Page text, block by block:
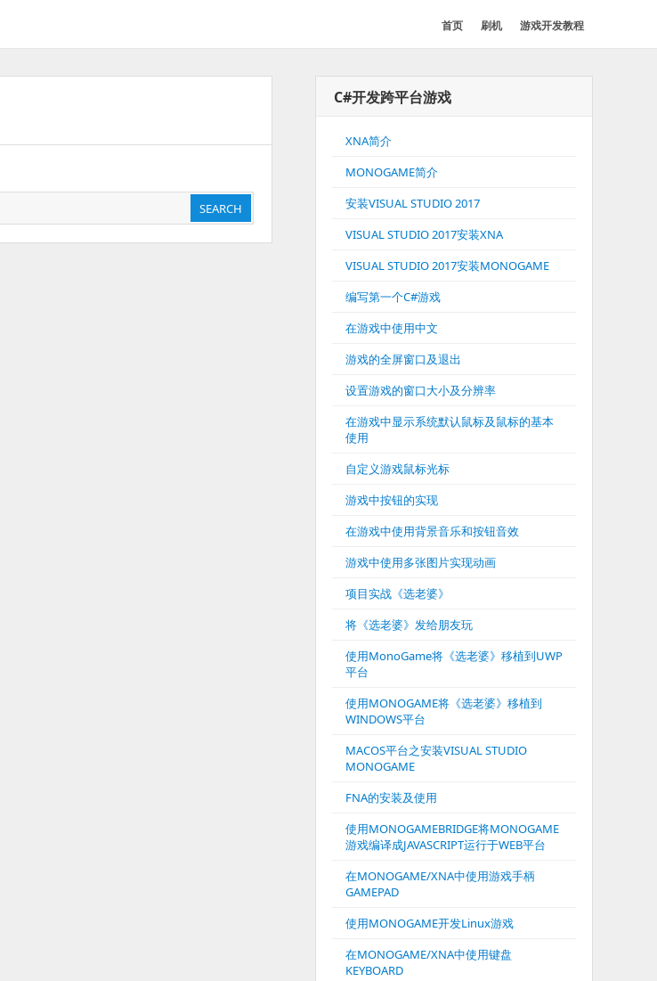
首页 刷机 游戏开发教程
SEARCH
C#开发跨平台游戏
XNA简介
MONOGAME简介
安装VISUAL STUDIO 2017
VISUAL STUDIO 2017安装XNA
VISUAL STUDIO 2017安装MONOGAME
编写第一个C#游戏
在游戏中使用中文
游戏的全屏窗口及退出
设置游戏的窗口大小及分辨率
在游戏中显示系统默认鼠标及鼠标的基本
使用
自定义游戏鼠标光标
游戏中按钮的实现
在游戏中使用背景音乐和按钮音效
游戏中使用多张图片实现动画
项目实战《选老婆》
将《选老婆》发给朋友玩
使用MonoGame将《选老婆》移植到UWP
平台
使用MONOGAME将《选老婆》移植到
WINDOWS平台
MACOS平台之安装VISUAL STUDIO
MONOGAME
FNA的安装及使用
使用MONOGAMEBRIDGE将MONOGAME
游戏编译成JAVASCRIPT运行于WEB平台
在MONOGAME/XNA中使用游戏手柄
GAMEPAD
使用MONOGAME开发Linux游戏
在MONOGAME/XNA中使用键盘
KEYBOARD